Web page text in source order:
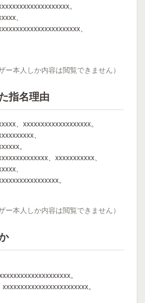
。
、
、
ー本人しか内容は閲覧できません）
指名理由
、xxxxxxxxxxxxxxxxxxx。
、
。
、xxxxxxxxxxx、
、
。
ー本人しか内容は閲覧できません）
。
。